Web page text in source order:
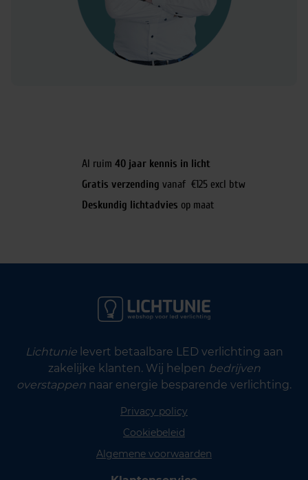
Al ruim 40 jaar kennis in licht
Gratis verzending vanaf €125 excl btw
Deskundig lichtadvies op maat
Lichtunielevert betaalbare LED verlichting aan
zakelijke klanten. Wij helpen bedrijven
overstappen naar energie besparende verlichting.
Privacy policy
Cookiebeleid
Algemene voorwaarden